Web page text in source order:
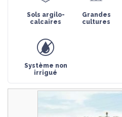
Sols argilo-
calcaires
Grandes
cultures
Système non
irrigué